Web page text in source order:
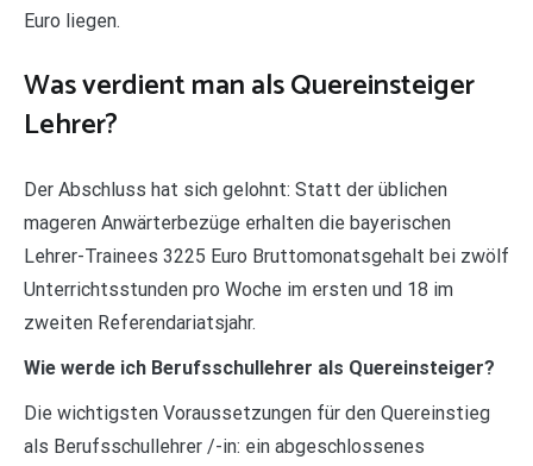
Euro liegen.
Was verdient man als Quereinsteiger
Lehrer?
Der Abschluss hat sich gelohnt: Statt der üblichen
mageren Anwärterbezüge erhalten die bayerischen
Lehrer-Trainees 3225 Euro Bruttomonatsgehalt bei zwölf
Unterrichtsstunden pro Woche im ersten und 18 im
zweiten Referendariatsjahr.
Wie werde ich Berufsschullehrer als Quereinsteiger?
Die wichtigsten Voraussetzungen für den Quereinstieg
als Berufsschullehrer /-in: ein abgeschlossenes